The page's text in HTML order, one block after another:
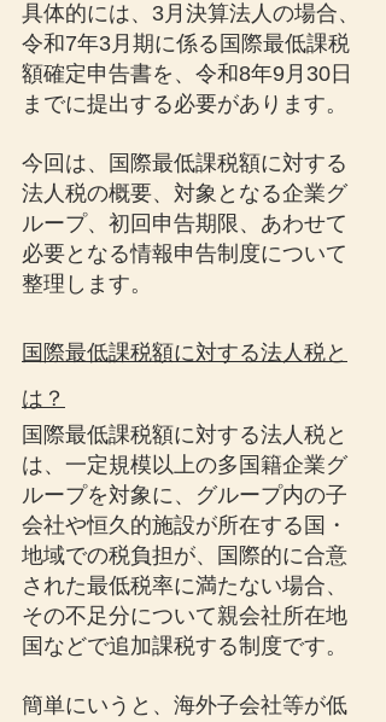
具体的には、3月決算法人の場合、
令和7年3月期に係る国際最低課税
額確定申告書を、令和8年9月30日
までに提出する必要があります。
今回は、国際最低課税額に対する
法人税の概要、対象となる企業グ
ループ、初回申告期限、あわせて
必要となる情報申告制度について
整理します。
国際最低課税額に対する法人税と
は？
国際最低課税額に対する法人税と
は、一定規模以上の多国籍企業グ
ループを対象に、グループ内の子
会社や恒久的施設が所在する国・
地域での税負担が、国際的に合意
された最低税率に満たない場合、
その不足分について親会社所在地
国などで追加課税する制度です。
簡単にいうと、海外子会社等が低